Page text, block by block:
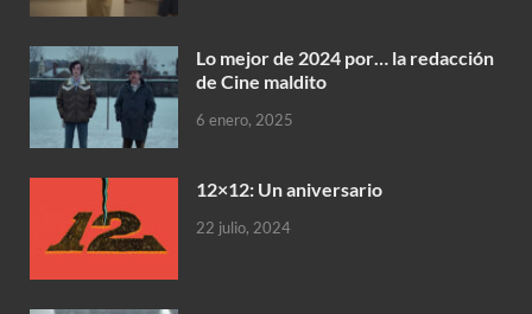
Lo mejor de 2024 por… la redacción
de Cine maldito
6 enero, 2025
12×12: Un aniversario
22 julio, 2024